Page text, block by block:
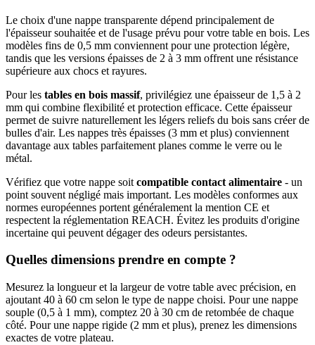
Le choix d'une nappe transparente dépend principalement de
l'épaisseur souhaitée et de l'usage prévu pour votre table en bois. Les
modèles fins de 0,5 mm conviennent pour une protection légère,
tandis que les versions épaisses de 2 à 3 mm offrent une résistance
supérieure aux chocs et rayures.
Pour les tables en bois massif, privilégiez une épaisseur de 1,5 à 2
mm qui combine flexibilité et protection efficace. Cette épaisseur
permet de suivre naturellement les légers reliefs du bois sans créer de
bulles d'air. Les nappes très épaisses (3 mm et plus) conviennent
davantage aux tables parfaitement planes comme le verre ou le
métal.
Vérifiez que votre nappe soit compatible contact alimentaire - un
point souvent négligé mais important. Les modèles conformes aux
normes européennes portent généralement la mention CE et
respectent la réglementation REACH. Évitez les produits d'origine
incertaine qui peuvent dégager des odeurs persistantes.
Quelles dimensions prendre en compte ?
Mesurez la longueur et la largeur de votre table avec précision, en
ajoutant 40 à 60 cm selon le type de nappe choisi. Pour une nappe
souple (0,5 à 1 mm), comptez 20 à 30 cm de retombée de chaque
côté. Pour une nappe rigide (2 mm et plus), prenez les dimensions
exactes de votre plateau.